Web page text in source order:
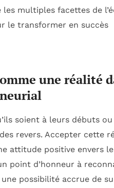
multiples facettes de
le transformer en succès
une réalité
soient à leurs débuts ou
revers. Accepter cette
attitude positive envers
point d’honneur à
possibilité accrue de